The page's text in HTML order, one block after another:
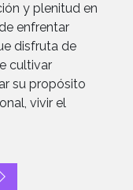
y plenitud en
enfrentar
disfruta de
cultivar
su propósito
vivir el